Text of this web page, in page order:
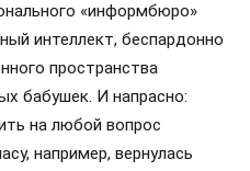
«информбюро»
интеллект, беспардонно
пространства
бабушек. И напрасно:
на любой вопрос
например, вернулась